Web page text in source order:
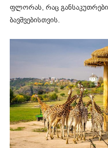
ფლორას, რაც
ბავშვებისთვის.